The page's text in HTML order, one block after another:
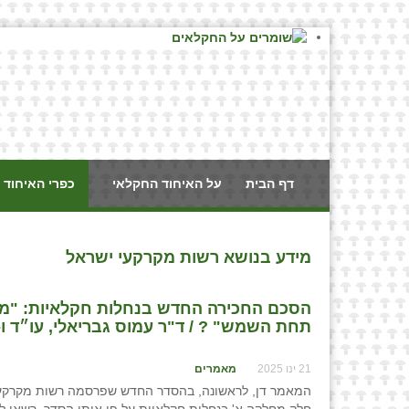
דף הבית על האיחוד החקלאי כפרי
מידע בנושא רשות מקרקעי ישראל
הסכם החכירה החדש בנחלות חקלאיות:
תחת השמש" ? / ד"ר עמוס גבריאלי, עו״ד
21 ינו 2025 מאמרים